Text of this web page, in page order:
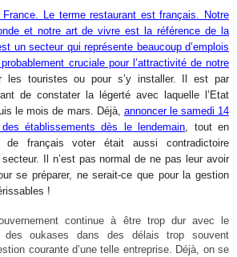
France. Le terme restaurant est français. Notre
et notre art de vivre est la référence de la
un secteur qui représente beaucoup d’emplois
cruciale pour l’attractivité de notre
touristes ou pour s’y installer. Il est par
de constater la légerté avec laquelle l’Etat
le mois de mars. Déjà, annoncer le samedi 14
établissements dès le lendemain, tout en
de français voter était aussi contradictoire
secteur. Il n’est pas normal de ne pas leur avoir
se préparer, ne serait-ce que pour la gestion
!
continue à être trop dur avec le
oukases dans des délais trop souvent
courante d’une telle entreprise. Déjà, on se